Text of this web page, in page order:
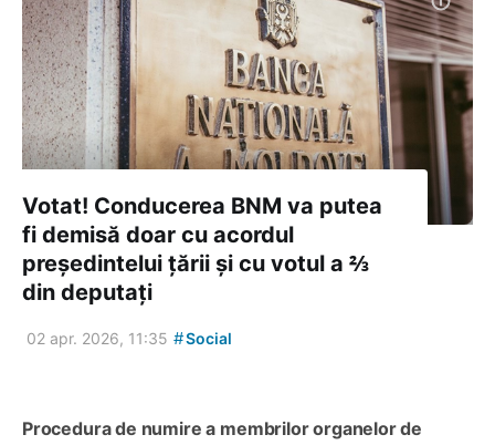
Votat! Conducerea BNM va putea
fi demisă doar cu acordul
președintelui țării și cu votul a ⅔
din deputați
02 apr. 2026, 11:35 #Social
Procedura de numire a membrilor organelor de